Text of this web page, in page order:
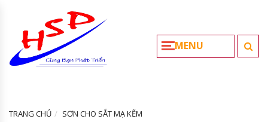
MENU
TRANG CHỦ
SƠN CHO SẮT MẠ KẼM